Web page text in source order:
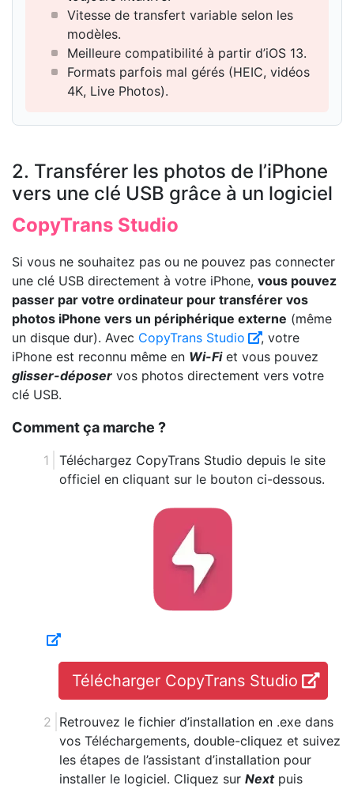
Vitesse de transfert variable selon les
modèles.
Meilleure compatibilité à partir d’iOS 13.
Formats parfois mal gérés (HEIC, vidéos
4K, Live Photos).
2. Transférer les photos de l’iPhone
vers une clé USB grâce à un logiciel
CopyTrans Studio
Si vous ne souhaitez pas ou ne pouvez pas connecter
une clé USB directement à votre iPhone, vous pouvez
passer par votre ordinateur pour transférer vos
photos iPhone vers un périphérique externe (même
un disque dur). Avec CopyTrans Studio
, votre
iPhone est reconnu même en Wi-Fiet vous pouvez
glisser-déposer vos photos directement vers votre
clé USB.
Comment ça marche ?
Téléchargez CopyTrans Studio depuis le site
officiel en cliquant sur le bouton ci-dessous.
Télécharger CopyTrans Studio
Retrouvez le fichier d’installation en .exe dans
vos Téléchargements, double-cliquez et suivez
les étapes de l’assistant d’installation pour
installer le logiciel. Cliquez sur Nextpuis